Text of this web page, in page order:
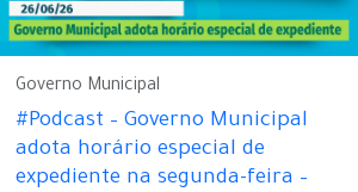
Governo Municipal
#Podcast – Governo Municipal
adota horário especial de
expediente na segunda-feira –